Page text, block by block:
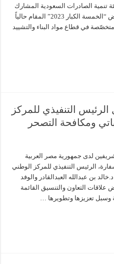
تنمية
الصادرات
السعودية
في
تنمية الصادرات السعودية المشارك
في فعاليات النسخة الخامسة من معرض “الخمسة الكبار 2023” المقام حالياً
سعودية متخصّصة في قطاع مواد البناء والتشييد
التنفيذي للمركز
ومكافحة التصحر
الرئيس
للمركز
لدى جمهورية مصر العربية
الرئيس التنفيذي للمركز الوطني
بن عبدالله العبدالقادر والوفد
علاقات التعاون والتنسيق القائمة
وسبل تعزيزها وتطويرها …